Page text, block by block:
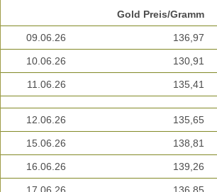
Gold Preis/Gramm
09.06.26 136,97
10.06.26 130,91
11.06.26 135,41
12.06.26 135,65
15.06.26 138,81
16.06.26 139,26